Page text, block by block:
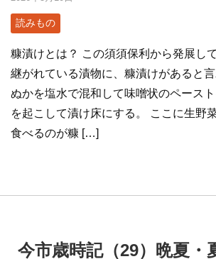
読みもの
糠漬けとは？ この須須保利から発展し
継がれている漬物に、糠漬けがあると
ぬかを塩水で混和して味噌状のペース
を起こして漬け床にする。 ここに生野
食べるのが糠 […]
今市歳時記（29）晩夏・